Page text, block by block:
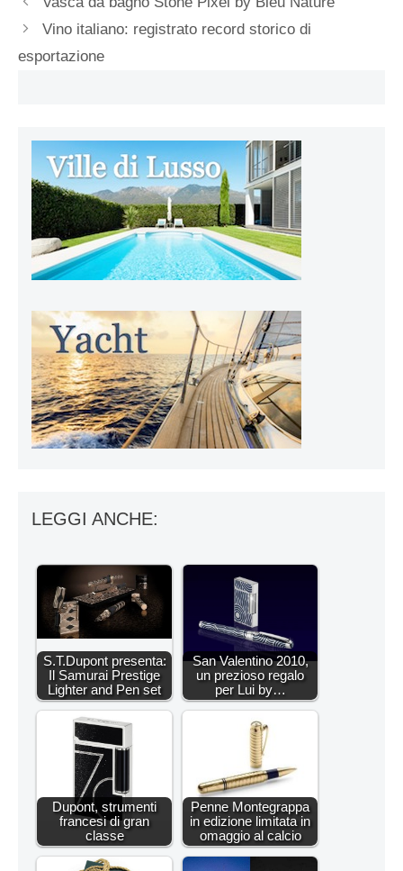
Vino italiano: registrato record storico di
esportazione
LEGGI ANCHE:
S.T.Dupont presenta:
Il Samurai Prestige
Lighter and Pen set
San Valentino 2010,
un prezioso regalo
per Lui by…
Dupont, strumenti
francesi di gran
classe
Penne Montegrappa
in edizione limitata in
omaggio al calcio